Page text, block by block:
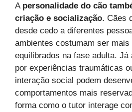
A personalidade do cão
criação e socialização. Cães
desde cedo a diferentes
ambientes costumam ser
equilibrados na fase adulta. Já
por experiências traumáticas
interação social podem
comportamentos mais
forma como o tutor interage